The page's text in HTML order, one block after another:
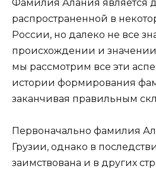
Фамилия Алания является
распространенной в
России, но далеко не все
происхождении и
мы рассмотрим все эти
истории формирования
заканчивая правильным
Первоначально фамилия
Грузии, однако в
заимствована и в других